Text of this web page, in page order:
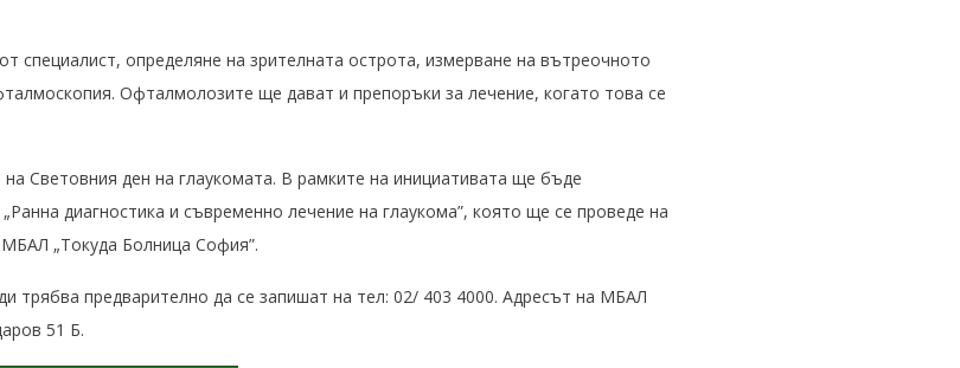
специалист, определяне на зрителната острота, измерване на вътреочното
Офталмолозите ще дават и препоръки за лечение, когато това се
Световния ден на глаукомата. В рамките на инициативата ще бъде
диагностика и съвременно лечение на глаукома”, която ще се проведе на
„Токуда Болница София”.
трябва предварително да се запишат на тел: 02/ 403 4000. Адресът на МБАЛ
51 Б.